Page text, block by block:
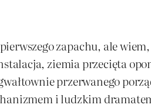
zapachu, ale
ziemia przecięta
przerwanego
i ludzkim